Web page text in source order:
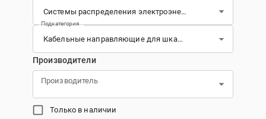
Подкатегория
Производители
Производитель
Только в наличии